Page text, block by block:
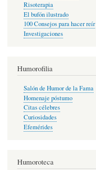
Risoterapia
El bufón ilustrado
100 Consejos para hacer reír
Investigaciones
Humorofilia
Salón de Humor de la Fama
Homenaje póstumo
Citas célebres
Curiosidades
Efemérides
Humoroteca